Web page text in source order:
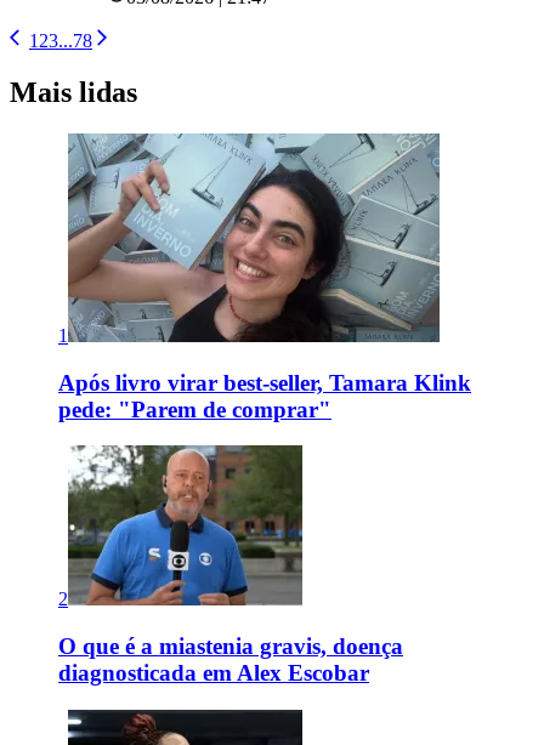
1 23...78
Mais lidas
1
Após livro virar best-seller, Tamara Klink
pede: "Parem de comprar"
2
O que é a miastenia gravis, doença
diagnosticada em Alex Escobar